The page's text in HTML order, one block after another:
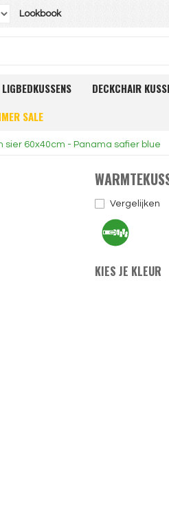
Lookbook
LIGBEDKUSSENS DECKCHAIR
SALE
sier 60x40cm - Panama safier blue
Vergelijken
KIES JE KLEUR